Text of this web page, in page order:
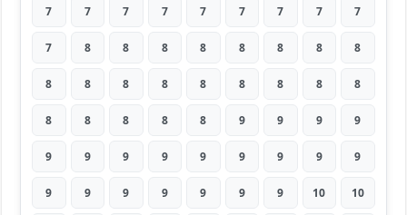
7 7 7 7 7 7 7 7 7
7 8 8 8 8 8 8 8 8
8 8 8 8 8 8 8 8 8
8 8 8 8 8 9 9 9 9
9 9 9 9 9 9 9 9 9
9 9 9 9 9 9 9 10 10